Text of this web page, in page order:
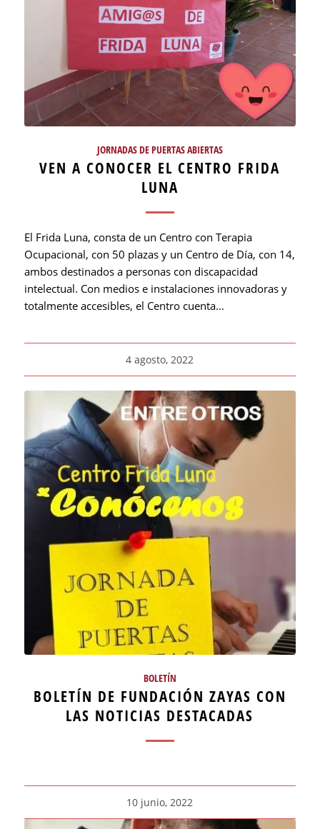
JORNADAS DE PUERTAS ABIERTAS
VEN A CONOCER EL CENTRO FRIDA
LUNA
El Frida Luna, consta de un Centro con Terapia
Ocupacional, con 50 plazas y un Centro de Día, con 14,
ambos destinados a personas con discapacidad
intelectual. Con medios e instalaciones innovadoras y
totalmente accesibles, el Centro cuenta…
4 agosto, 2022
BOLETÍN
BOLETÍN DE FUNDACIÓN ZAYAS CON
LAS NOTICIAS DESTACADAS
10 junio, 2022